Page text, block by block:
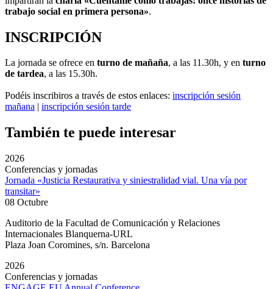
trabajo social en primera persona».
INSCRIPCIÓN
La jornada se ofrece en turno de mañaña, a las 11.30h, y en turno
de tardea, a las 15.30h.
Podéis inscribiros a través de estos enlaces: inscripción sesión
mañana | inscripción sesión tarde
También te puede interesar
2026
Conferencias y jornadas
Jornada «Justicia Restaurativa y siniestralidad vial. Una vía por
transitar»
08 Octubre
Auditorio de la Facultad de Comunicación y Relaciones
Internacionales Blanquerna-URL
Plaza Joan Coromines, s/n. Barcelona
2026
Conferencias y jornadas